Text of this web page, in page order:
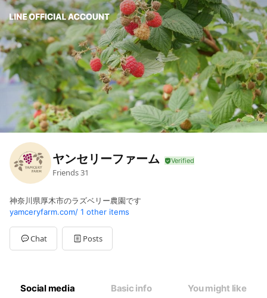
ヤンセリーファーム
Friends31
神奈川県厚木市のラズベリー農園です
yamceryfarm.com/ 1 other items
Chat Posts
Social media Basic info You might like